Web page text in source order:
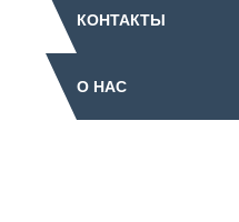
КОНТАКТЫ
О НАС